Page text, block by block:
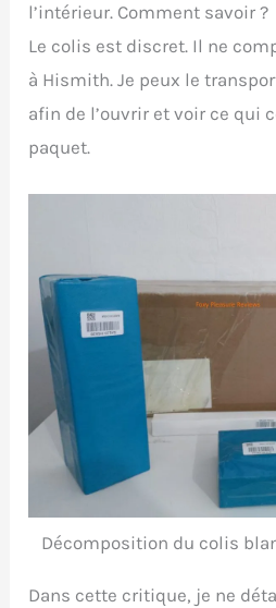
l’intérieur. Comment savoir ?
Le colis est discret. Il ne
à Hismith. Je peux le
afin de l’ouvrir et voir ce qui
paquet.
Décomposition du colis
Dans cette critique, je ne